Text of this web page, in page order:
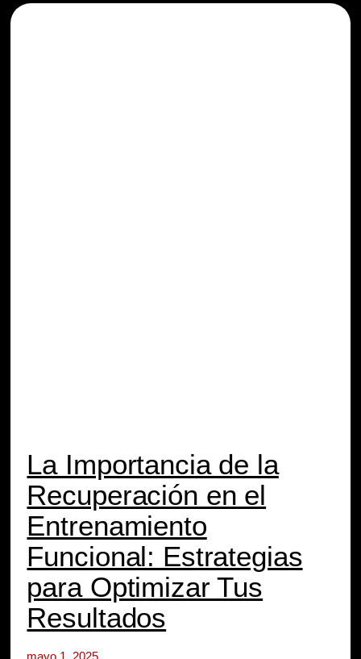
La Importancia de la
Recuperación en el
Entrenamiento
Funcional: Estrategias
para Optimizar Tus
Resultados